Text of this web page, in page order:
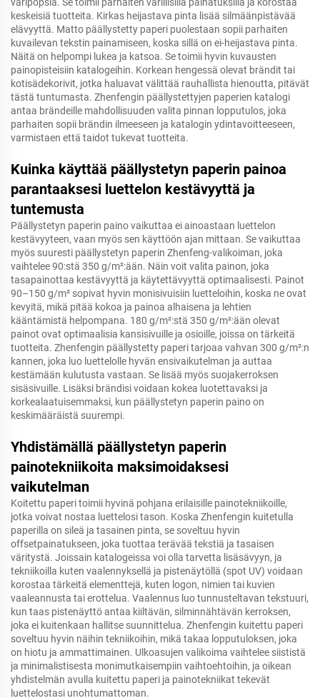
keskeisiä tuotteita. Kirkas heijastava pinta lisää silmäänpistävää
elävyyttä. Matto päällystetty paperi puolestaan sopii parhaiten
kuvailevan tekstin painamiseen, koska sillä on ei-heijastava pinta.
Näitä on helpompi lukea ja katsoa. Se toimii hyvin kuvausten
painopisteisiin katalogeihin. Korkean hengessä olevat brändit tai
kotisädekorivit, jotka haluavat välittää rauhallista hienoutta, pitävät
tästä tuntumasta. Zhenfengin päällystettyjen paperien katalogi
antaa brändeille mahdollisuuden valita pinnan lopputulos, joka
parhaiten sopii brändin ilmeeseen ja katalogin ydintavoitteeseen,
varmistaen että taidot tukevat tuotteita.
Kuinka käyttää päällystetyn paperin painoa
parantaaksesi luettelon kestävyyttä ja
tuntemusta
Päällystetyn paperin paino vaikuttaa ei ainoastaan luettelon
kestävyyteen, vaan myös sen käyttöön ajan mittaan. Se vaikuttaa
myös suuresti päällystetyn paperin Zhenfeng-valikoiman, joka
vaihtelee 90:stä 350 g/m²:ään. Näin voit valita painon, joka
tasapainottaa kestävyyttä ja käytettävyyttä optimaalisesti. Painot
90–150 g/m² sopivat hyvin monisivuisiin luetteloihin, koska ne ovat
kevyitä, mikä pitää kokoa ja painoa alhaisena ja lehtien
kääntämistä helpompana. 180 g/m²:stä 350 g/m²:ään olevat
painot ovat optimaalisia kansisivuille ja osioille, joissa on tärkeitä
tuotteita. Zhenfengin päällystetty paperi tarjoaa vahvan 300 g/m²:n
kannen, joka luo luettelolle hyvän ensivaikutelman ja auttaa
kestämään kulutusta vastaan. Se lisää myös suojakerroksen
sisäsivuille. Lisäksi brändisi voidaan kokea luotettavaksi ja
korkealaatuisemmaksi, kun päällystetyn paperin paino on
keskimääräistä suurempi.
Yhdistämällä päällystetyn paperin
painotekniikoita maksimoidaksesi
vaikutelman
Koitettu paperi toimii hyvinä pohjana erilaisille painotekniikoille,
jotka voivat nostaa luettelosi tason. Koska Zhenfengin kuitetulla
paperilla on sileä ja tasainen pinta, se soveltuu hyvin
offsetpainatukseen, joka tuottaa terävää tekstiä ja tasaisen
väritystä. Joissain katalogeissa voi olla tarvetta lisäsävyyn, ja
tekniikoilla kuten vaalennyksellä ja pistenäytöllä (spot UV) voidaan
korostaa tärkeitä elementtejä, kuten logon, nimien tai kuvien
vaaleannusta tai erottelua. Vaalennus luo tunnusteltavan tekstuuri,
kun taas pistenäyttö antaa kiiltävän, silminnähtävän kerroksen,
joka ei kuitenkaan hallitse suunnittelua. Zhenfengin kuitettu paperi
soveltuu hyvin näihin tekniikoihin, mikä takaa lopputuloksen, joka
on hiotu ja ammattimainen. Ulkoasujen valikoima vaihtelee siististä
ja minimalistisesta monimutkaisempiin vaihtoehtoihin, ja oikean
yhdistelmän avulla kuitettu paperi ja painotekniikat tekevät
luettelostasi unohtumattoman.